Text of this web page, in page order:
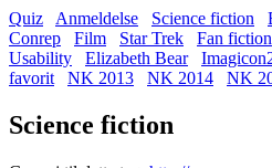
Quiz Anmeldelse Science fiction
Conrep
Film Star Trek Fan fiction
Usability
Elizabeth Bear
favorit
NK 2013 NK 2014 NK
Science fiction